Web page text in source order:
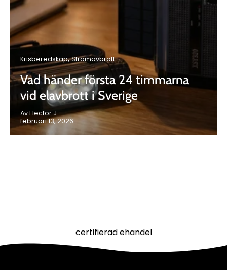
Krisberedskap Strömavbrott
Vad händer första 24 timmarna
vid elavbrott i Sverige
Av Hector J
februari 13, 2026
certifierad ehandel